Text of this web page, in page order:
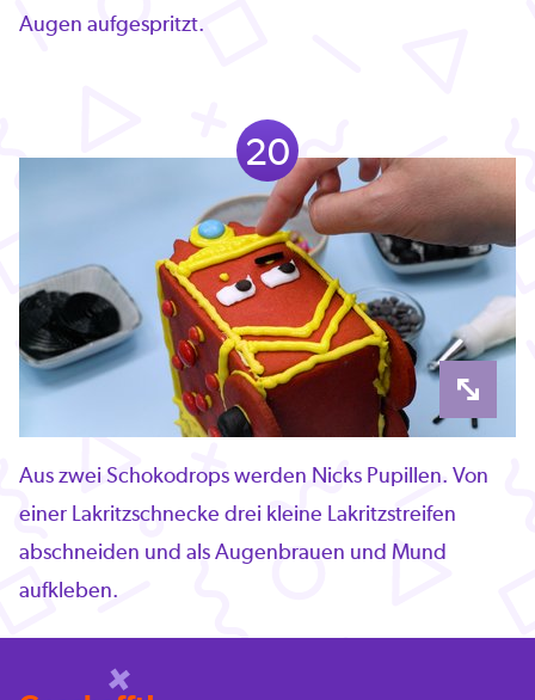
Augen aufgespritzt.
20
Aus zwei Schokodrops werden Nicks Pupillen. Von
einer Lakritzschnecke drei kleine Lakritzstreifen
abschneiden und als Augenbrauen und Mund
aufkleben.